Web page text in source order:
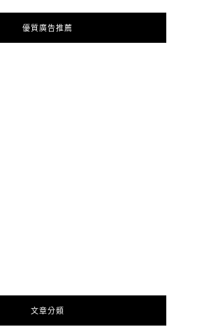
優質廣告推薦
文章分類